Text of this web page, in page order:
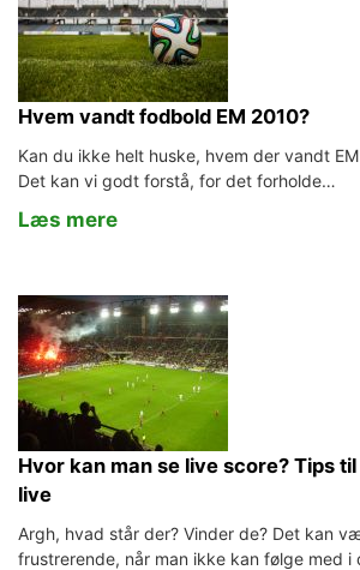
Hvem vandt fodbold EM 2010?
Kan du ikke helt huske, hvem der vandt
Det kan vi godt forstå, for det forholde…
Læs mere
Hvor kan man se live score? Tips
live
Argh, hvad står der? Vinder de? Det kan
frustrerende, når man ikke kan følge med i